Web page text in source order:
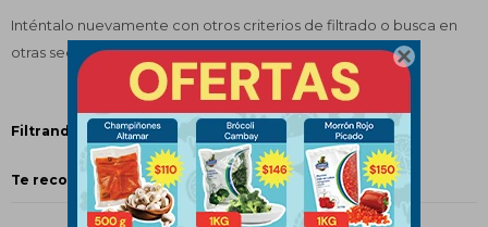

Inténtalo nuevamente con otros criterios de filtrado o busca en
otras secciones de nuestro catálogo.
Filtrando por: Papas Bastones Quitar filtros
Te recomendamos quitar: Papas